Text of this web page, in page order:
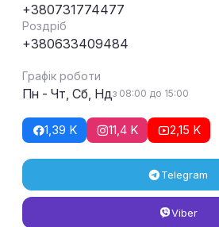
+380731774477
Роздріб
+380633409484
Графік роботи
Пн - Чт, Сб, Ндз 08:00 до 15:00
1,39 K 11,4 K 2,15 K
Telegram
Viber